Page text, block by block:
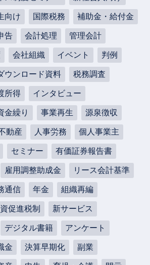
向け 国際税務 補助金・給付金
告 会計処理 管理会計
会社組織 イベント 判例
ウンロード資料 税務調査
所得 インタビュー
金繰り 事業再生 源泉徴収
動産 人事労務 個人事業主
セミナー 有価証券報告書
雇用調整助成金 リース会計基準
通信 年金 組織再編
促進税制 新サービス
デジタル書籍 アンケート
金 決算早期化 副業